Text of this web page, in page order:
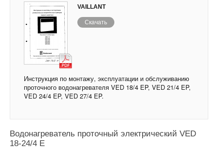
VAILLANT
Скачать
Инструкция по монтажу, эксплуатации и обслуживанию
проточного водонагревателя VED 18/4 EP, VED 21/4 EP,
VED 24/4 EP, VED 27/4 EP.
Водонагреватель проточный электрический VED
18-24/4 E